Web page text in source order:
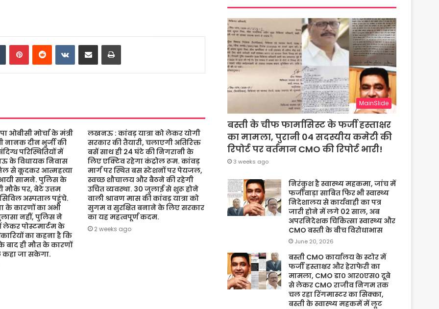
TumblrPinterestReddit VKontakte
Share via Email Print
मोर्चा के मंत्री
नानक दीन भुर्जी की
परिस्थितियों में
के विधायक निवास
से कूदकर आत्महत्या
सामने. पुलिस के
मौके पर, बेटे उत्तम
अस्पताल पहुंचे.
के कारणों का अभी
नहीं, पुलिस ने
पोस्टमार्टम के
का कहना है कि
बाद ही मौत के कारणों
जा सकेगा.
लखनऊ : कांवड़ यात्रा को लेकर योगी
सरकार की तैयारी, चलाएगी अतिरिक्त
बसें साथ ही 24 घंटे की निगरानी के
लिए एक्टिव रहेगा कंट्रोल रूम. कांवड़
मार्ग पर स्थित बस स्टेशनों पर पेयजल,
स्वच्छ शौचालय और बैठने की रहेगी
उचित व्यवस्था. 30 जुलाई से शुरू होने
वाली श्रावण मास की कांवड़ यात्रा को
सुगम व सुरक्षित बनाने के लिए सरकार
का यह महत्वपूर्ण कदम.
2 weeks ago
MainSlide
बस्ती के चीफ फार्मासिस्ट के फर्जी हस्ताक्षर
का मामला, पुरानी 04 सदस्यीय कमेटी की
रिपोर्ट पर वर्तमान CMO की रिपोर्ट भारी!
3 weeks ago
निरंकुश है स्वास्थ्य महकमा, जांच में
फर्जीवाड़ा साबित फिर भी स्वास्थ्य
निदेशालय से कार्यवाही का पत्र
जारी होने में लगे 02 साल, अब
अपरनिदेशक चिकित्सा स्वास्थ्य और
CMO बस्ती के बीच विरोधाभास
June 20, 2026
बस्ती CMO कार्यालय के स्टोर में
फर्जी हस्ताक्षर और हेराफेरी का
मामला, CMO डा० आर०एस० दूबे
से लेकर CMO राजीव निगम तक
चल रहा रिंगमास्टर का सिक्का,
बस्ती के स्वास्थ्य महकमें में लूट